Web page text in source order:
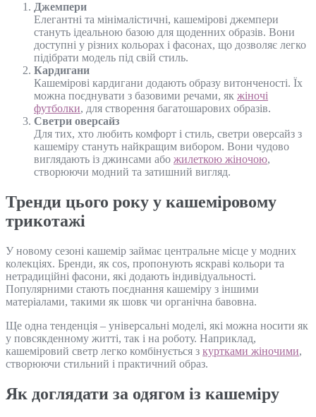
Джемпери
Елегантні та мінімалістичні, кашемірові джемпери
стануть ідеальною базою для щоденних образів. Вони
доступні у різних кольорах і фасонах, що дозволяє легко
підібрати модель під свій стиль.
Кардигани
Кашемірові кардигани додають образу витонченості. Їх
можна поєднувати з базовими речами, як жіночі
футболки, для створення багатошарових образів.
Светри оверсайз
Для тих, хто любить комфорт і стиль, светри оверсайз з
кашеміру стануть найкращим вибором. Вони чудово
виглядають із джинсами або жилеткою жіночою,
створюючи модний та затишний вигляд.
Тренди цього року у кашеміровому
трикотажі
У новому сезоні кашемір займає центральне місце у модних
колекціях. Бренди, як cos, пропонують яскраві кольори та
нетрадиційні фасони, які додають індивідуальності.
Популярними стають поєднання кашеміру з іншими
матеріалами, такими як шовк чи органічна бавовна.
Ще одна тенденція – універсальні моделі, які можна носити як
у повсякденному житті, так і на роботу. Наприклад,
кашеміровий светр легко комбінується з куртками жіночими,
створюючи стильний і практичний образ.
Як доглядати за одягом із кашеміру